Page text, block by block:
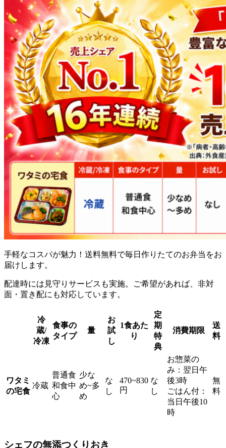
手軽なコスパが魅力！送料無料で毎日作りたてのお弁当をお
届け します。
配達時には見守りサービスも実施。ご希望があれば、非対
面・置き配にも対応しています。
冷
蔵/
冷凍
食事の
タイプ
量
お
試
し
1食あた
り
定
期
特
典
消費期限
送
料
ワタミ
の宅食
冷蔵
普通食
和食中
心
少な
め~多
め
な
し
470~830
円
な
し
お惣菜の
み：翌日午
後3時
ごはん付：
当日午後10
時
無
料
シェフの無添つくりおき